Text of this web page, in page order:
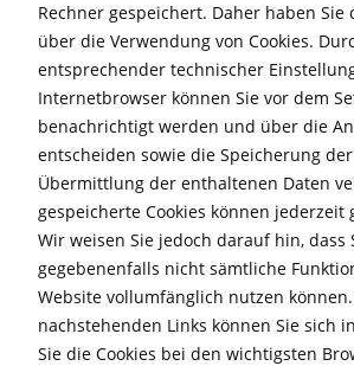
Rechner gespeichert. Daher haben Sie
über die Verwendung von Cookies.
entsprechender technischer
Internetbrowser können Sie vor dem
benachrichtigt werden und über die
entscheiden sowie die Speicherung
Übermittlung der enthaltenen Daten
gespeicherte Cookies können jederzeit
Wir weisen Sie jedoch darauf hin, dass
gegebenenfalls nicht sämtliche
Website vollumfänglich nutzen
nachstehenden Links können Sie sich
Sie die Cookies bei den wichtigsten